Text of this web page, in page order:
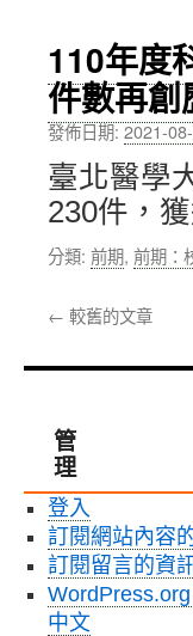
110年度
件數再創
發佈日期:2021-
臺北醫學
230件，
分類: 前期, 前期：
← 較舊的文章
管
理
登入
訂閱網站內容
訂閱留言的資
中文